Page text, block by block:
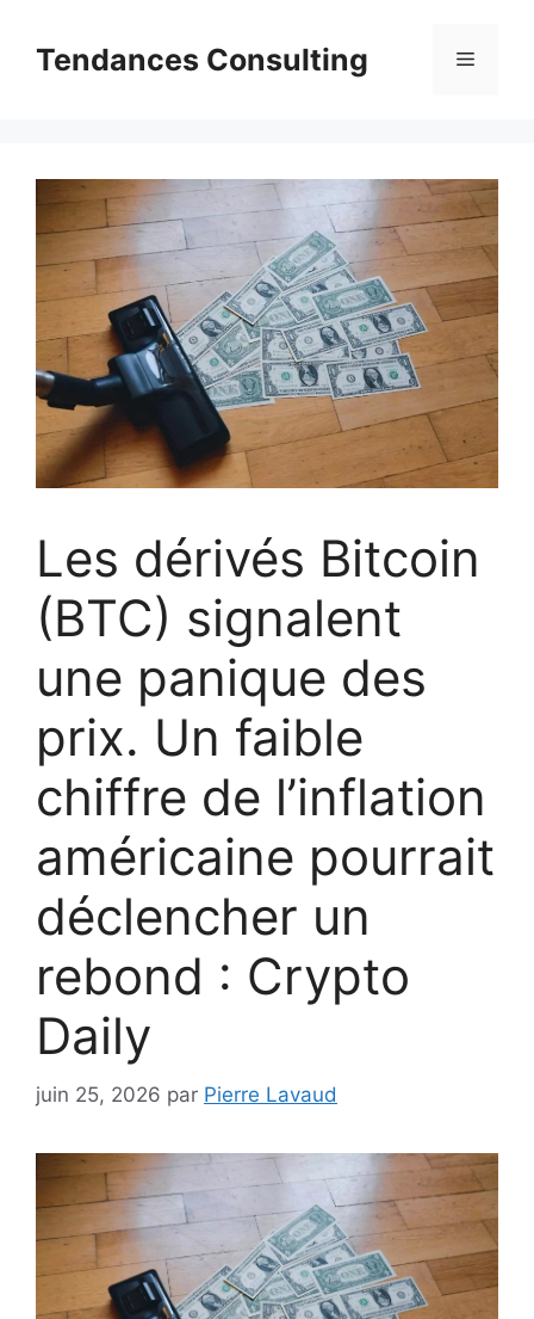
contenuTendances Consulting Menu
Les dérivés Bitcoin
(BTC) signalent
une panique des
prix. Un faible
chiffre de l’inflation
américaine pourrait
déclencher un
rebond : Crypto
Daily
juin 25, 2026 par Pierre Lavaud